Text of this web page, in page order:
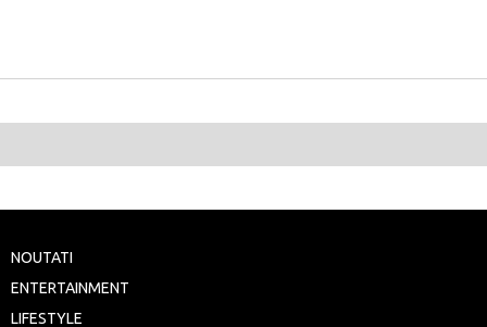
NOUTATI
ENTERTAINMENT
LIFESTYLE